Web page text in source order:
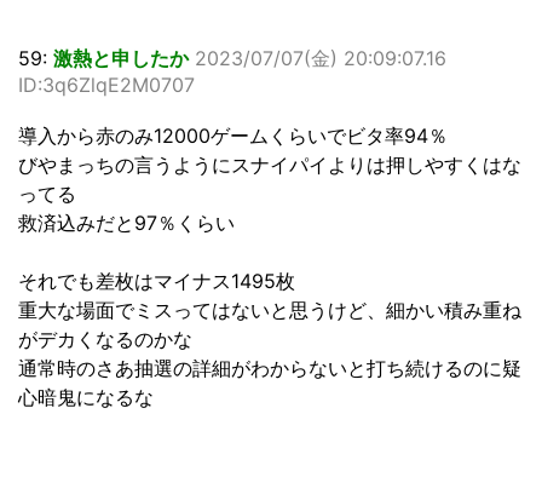
59: 激熱と申したか 2023/07/07(金) 20:09:07.16
ID:3q6ZlqE2M0707
導入から赤のみ12000ゲームくらいでビタ率94％
びやまっちの言うようにスナイパイよりは押しやすくはな
ってる
救済込みだと97％くらい
それでも差枚はマイナス1495枚
重大な場面でミスってはないと思うけど、細かい積み重ね
がデカくなるのかな
通常時のさあ抽選の詳細がわからないと打ち続けるのに疑
心暗鬼になるな